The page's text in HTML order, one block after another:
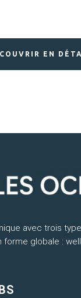
EN
avec trois
forme globale :